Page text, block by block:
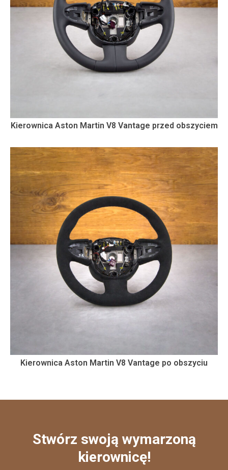
Kierownica Aston Martin V8 Vantage przed obszyciem
Kierownica Aston Martin V8 Vantage po obszyciu
Stwórz swoją wymarzoną
kierownicę!